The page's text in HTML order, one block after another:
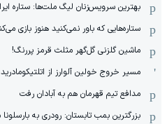
بهترین سرویس‌زنان لیگ ملت‌ها: ستاره
ستاره‌هایی که باور نمی‌کنید هنوز بازی
ماشین گلزنی گل‌گهر مثلث قرمز پررنگ!
مسیر خروج خولین آلوارز از
مدافع تیم قهرمان هم به آبادان رفت
بزرگترین بمب تابستان: رودری به